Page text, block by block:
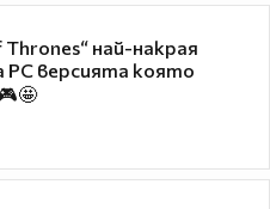
Thrones“ най-накрая
PC версията която